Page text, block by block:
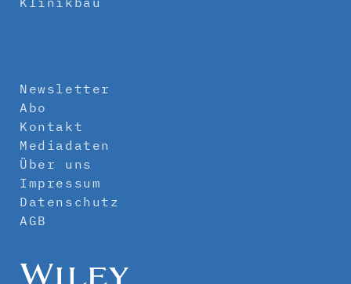
Newsletter
Abo
Kontakt
Mediadaten
Über uns
Impressum
Datenschutz
AGB